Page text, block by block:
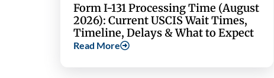
Form I-131 Processing Time (August
2026): Current USCIS Wait Times,
Timeline, Delays & What to Expect
Read More